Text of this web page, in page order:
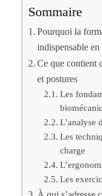
Sommaire
Pourquoi la
indispensable
Ce que contient
et postures
Les
L’analyse
Les
charge
Les